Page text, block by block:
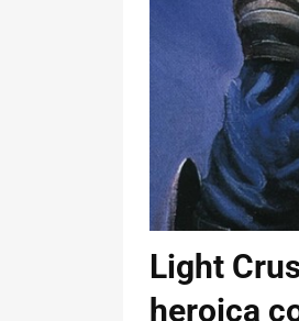
Light
heroica